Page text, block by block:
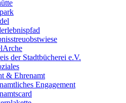
der Stadtbücherei e.V.
& Ehrenamt
Engagement